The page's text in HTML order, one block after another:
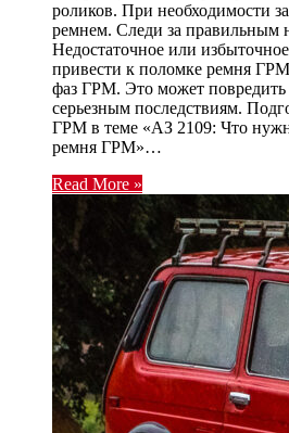
роликов. При необходимости
ремнем. Следи за правильным
Недостаточное или
привести к поломке ремня
фаз ГРМ. Это может повредить
серьезным последствиям.
ГРМ в теме «АЗ 2109: Что
ремня ГРМ»…
Read More »